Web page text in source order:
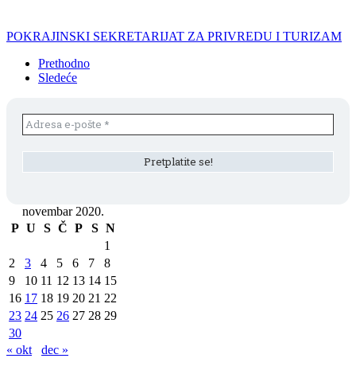
POKRAJINSKI SEKRETARIJAT ZA PRIVREDU I TURIZAM
Prethodno
Sledeće
novembar 2020.
P U S Č P S N
1
2
3 4 5 6 7
8
9
10 11 12 13 14 15
16 17 18 19 20 21 22
23 24 25 26 27 28 29
30
« okt
dec »